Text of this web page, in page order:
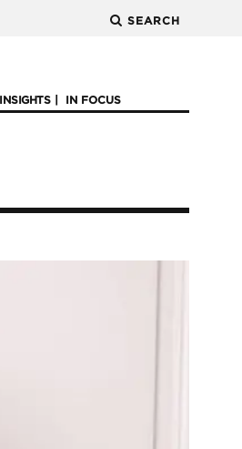
SEARCH
INSIGHTS IN FOCUS